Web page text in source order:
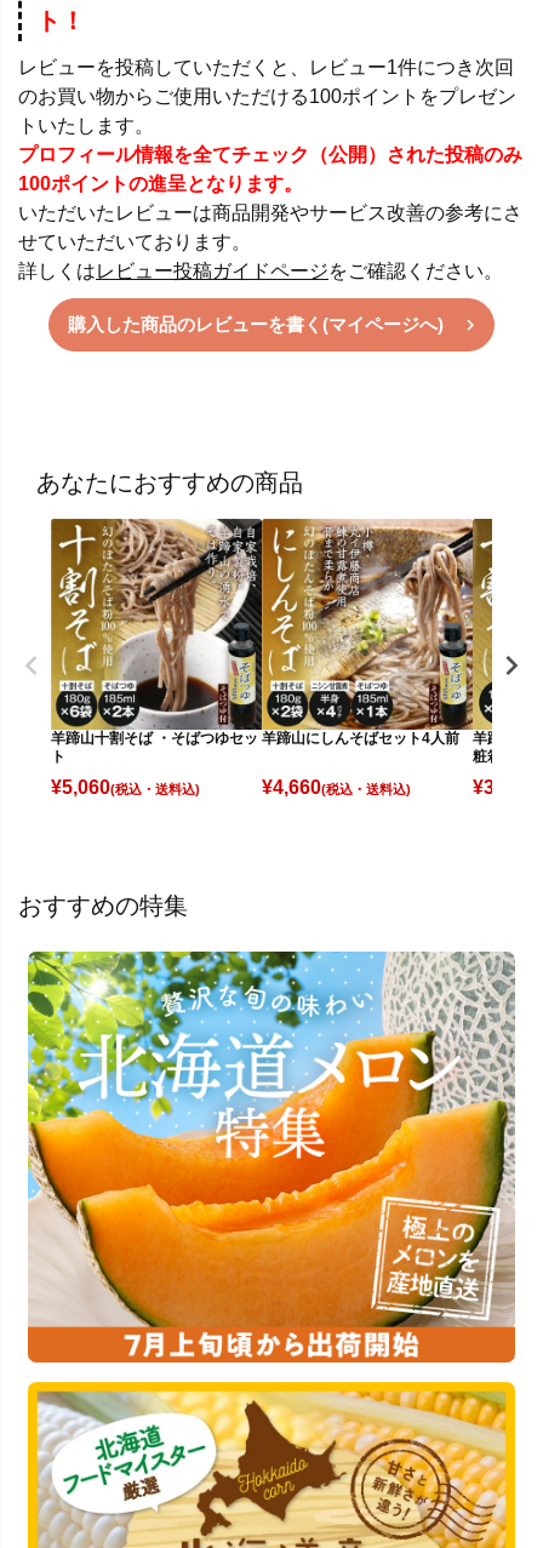
ト！
レビューを投稿していただくと、レビュー1件につき次回
のお買い物からご使用いただける100ポイントをプレゼン
トいたします。
プロフィール情報を全てチェック（公開）された投稿のみ
100ポイントの進呈となります。
いただいたレビューは商品開発やサービス改善の参考にさ
せていただいております。
詳しくはレビュー投稿ガイドページをご確認ください。
購入した商品のレビューを書く(マイページへ)
あなたにおすすめの商品
羊蹄山十割そば ・そばつゆセッ
ト
¥5,060(税込)
羊蹄山にしんそばセット4人前
¥4,660(税込)
羊蹄山十
粧箱入】
¥3,360
おすすめの特集